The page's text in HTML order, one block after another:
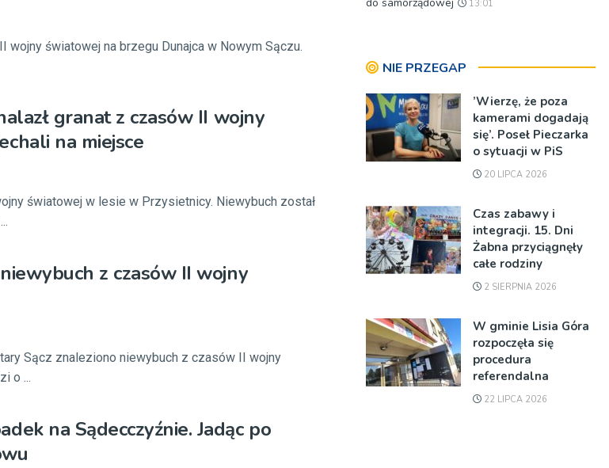
wojny światowej na brzegu Dunajca w Nowym Sączu.
granat z czasów II wojny
na miejsce
światowej w lesie w Przysietnicy. Niewybuch został
z czasów II wojny
Sącz znaleziono niewybuch z czasów II wojny
o ...
na Sądecczyźnie. Jadąc po
13:01
NIE PRZEGAP
’Wierzę, że poza
kamerami dogadają
się’. Poseł Pieczarka
o sytuacji w PiS
20 LIPCA 2026
Czas zabawy i
integracji. 15. Dni
Żabna przyciągnęły
całe rodziny
2 SIERPNIA 2026
W gminie Lisia Góra
rozpoczęła się
procedura
referendalna
22 LIPCA 2026